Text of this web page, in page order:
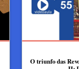
O triunfo das